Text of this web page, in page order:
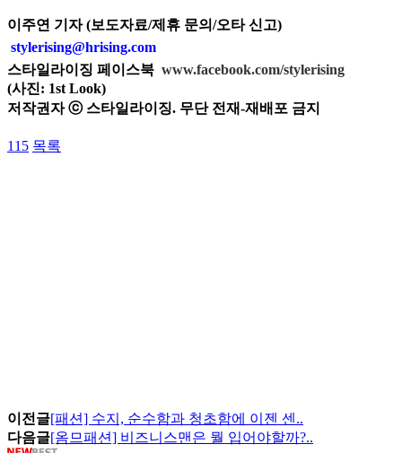
이주연 기자 (보도자료/제휴 문의/오타 신고)
stylerising@hrising.com
스타일라이징 페이스북 www.facebook.com/stylerising
(사진: 1st Look)
저작권자 ⓒ 스타일라이징. 무단 전재-재배포 금지
115 목록
이전글[패션] 수지, 순수함과 청초함에 이젠 센..
다음글[옴므패션] 비즈니스맨은 뭘 입어야할까?..